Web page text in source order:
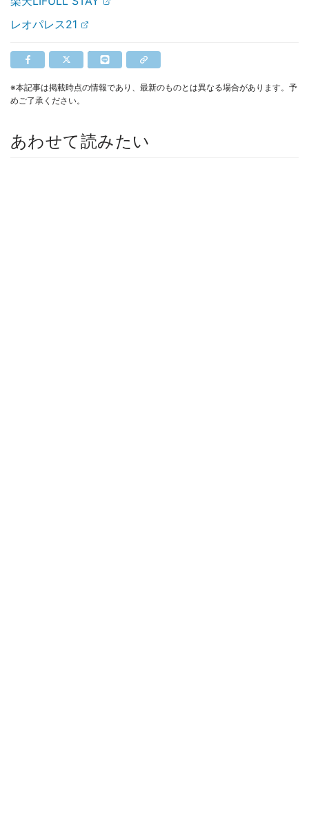
レオパレス21
※本記事は掲載時点の情報であり、最新のものとは異なる場合があります。予
めご了承ください。
あわせて読みたい